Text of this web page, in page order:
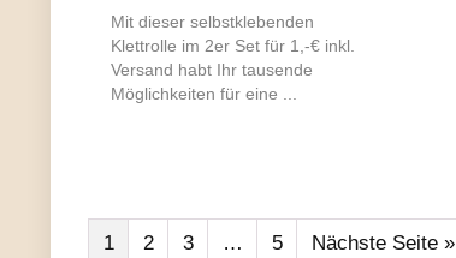
Mit dieser selbstklebenden
Klettrolle im 2er Set für 1,-€ inkl.
Versand habt Ihr tausende
Möglichkeiten für eine ...
1 2 3 … 5 Nächste Seite »